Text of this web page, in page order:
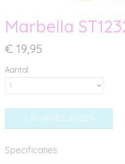
Marbella
€ 19,95
Aantal
IN WINKELWAGEN
Specificaties